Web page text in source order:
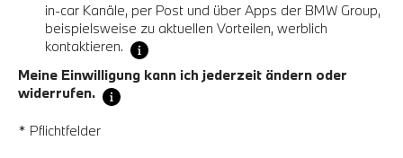
in-car Kanäle, per Post und über Apps der BMW Group,
beispielsweise zu aktuellen Vorteilen, werblich
kontaktieren.
Meine Einwilligung kann ich jederzeit ändern oder
widerrufen.
* Pflichtfelder